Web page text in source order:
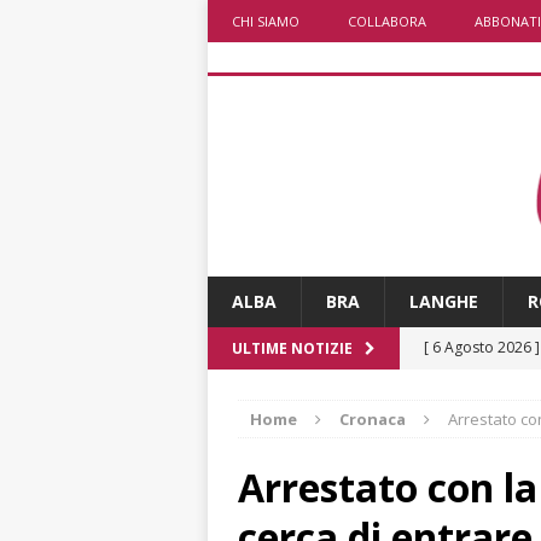
CHI SIAMO COLLABORA ABBONATI
ALBA BRA LANGHE
ULTIME NOTIZIE [ 6 Agosto 2026 ]
[ 6 Agosto 2026 ]
planetario sulla
Home Cronaca Arrestato
Arrestato con